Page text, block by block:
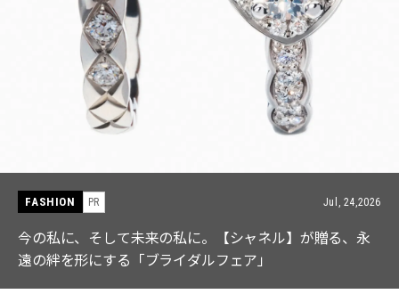
FASHION PR Jul, 24,2026
今の私に、そして未来の私に。【シャネル】が贈る、永
遠の絆を形にする「ブライダルフェア」